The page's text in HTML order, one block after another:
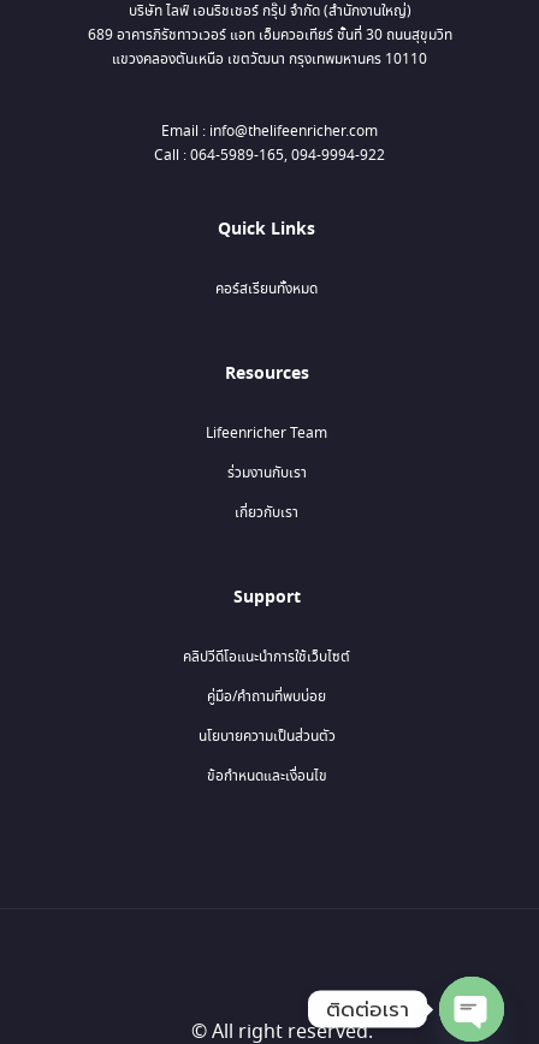
บริษัท ไลฟ์ เอนริชเชอร์ กรุ๊ป จำกัด (สำนักงานใหญ่)
689 อาคารภิรัชทาวเวอร์ แอท เอ็มควอเทียร์ ชั้นที่ 30 ถนนสุขุมวิท
แขวงคลองตันเหนือ เขตวัฒนา กรุงเทพมหานคร 10110
Email : info@thelifeenricher.com
Call : 064-5989-165, 094-9994-922
Quick Links
คอร์สเรียนทั้งหมด
Resources
Lifeenricher Team
ร่วมงานกับเรา
เกี่ยวกับเรา
Support
คลิปวีดีโอแนะนำการใช้เว็บไซต์
คู่มือ/คำถามที่พบบ่อย
นโยบายความเป็นส่วนตัว
ข้อกำหนดและเงื่อนไข
© All right reserved.
ติดต่อเรา